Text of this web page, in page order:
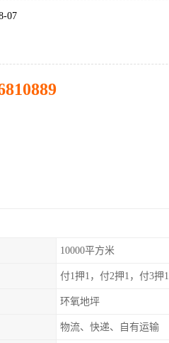
07
10000平方米
付1押1，付2押1，付3押1
环氧地坪
物流、快递、自有运输